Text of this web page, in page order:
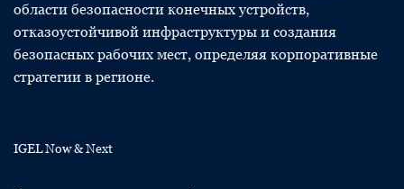
области безопасности конечных устройств,
отказоустойчивой инфраструктуры и создания
безопасных рабочих мест, определяя корпоративные
стратегии в регионе.
IGEL Now & Next